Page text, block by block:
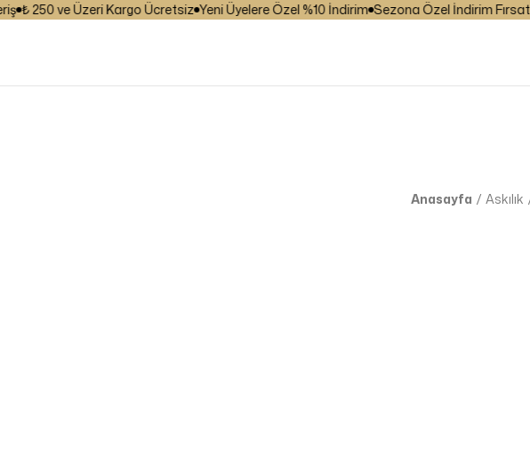
₺ 250 ve Üzeri Kargo Ücretsiz Yeni Üyelere Özel %10 İndirim Sezona Özel İndirim Fırsatları
Anasayfa Askılık